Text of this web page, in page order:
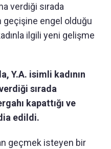
verdiği sırada
geçişine engel olduğu
ilgili yeni gelişme
Y.A. isimli kadının
sırada
kapattığı ve
edildi.
geçmek isteyen bir